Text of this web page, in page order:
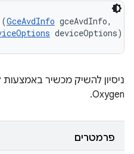
(GceAvdInfo gceAvdInfo,
deviceOptions)
ניסיון להשיק מכשיר
Oxygen.
פרמטרים